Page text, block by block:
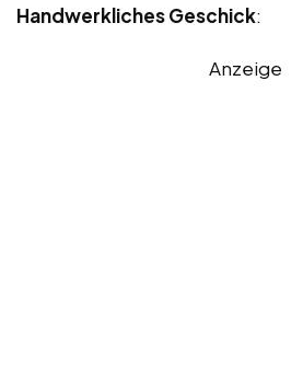
Handwerkliches Geschick:
Anzeige